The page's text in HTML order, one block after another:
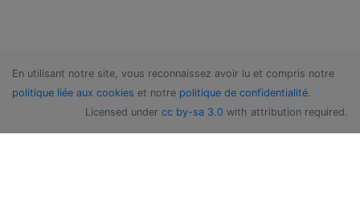
En utilisant notre site, vous reconnaissez avoir lu et compris notre
politique liée aux cookies et notre politique de confidentialité.
Licensed under cc by-sa 3.0 with attribution required.